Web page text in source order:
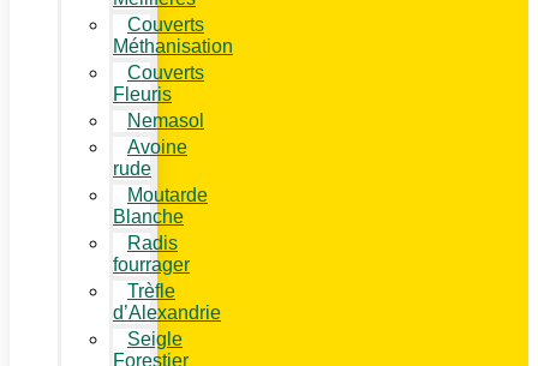
Couverts
Méthanisation
Couverts
Fleuris
Nemasol
Avoine
rude
Moutarde
Blanche
Radis
fourrager
Trèfle
d’Alexandrie
Seigle
Forestier